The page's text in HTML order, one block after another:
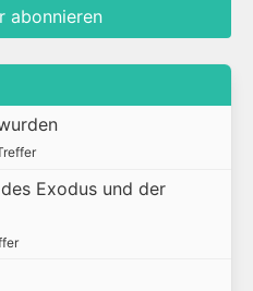
abonnieren
Exodus und der